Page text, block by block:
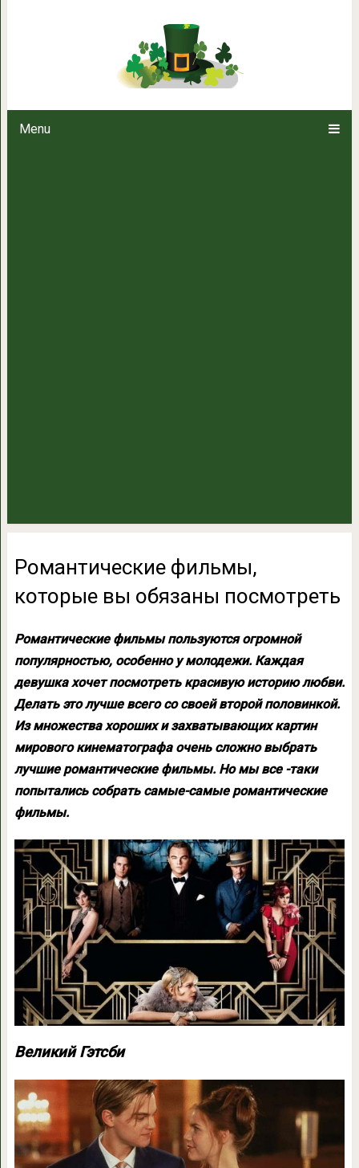
Menu
Романтические фильмы,
Романтические фильмы,
которые вы обязаны посмотреть
Романтические фильмы пользуются огромной
популярностью, особенно у молодежи. Каждая
девушка хочет посмотреть красивую историю любви.
Делать это лучше всего со своей второй половинкой.
Из множества хороших и захватывающих картин
мирового кинематографа очень сложно выбрать
лучшие романтические фильмы. Но мы все -таки
попытались собрать самые-самые романтические
фильмы.
Великий Гэтсби